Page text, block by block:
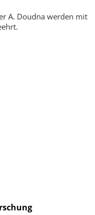
A. Doudna werden mit